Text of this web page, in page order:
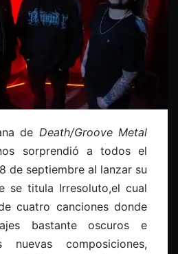
de Death/Groove Metal
sorprendió a todos el
de septiembre al lanzar su
se titula Irresoluto,el cual
cuatro canciones donde
bastante oscuros e
composiciones,